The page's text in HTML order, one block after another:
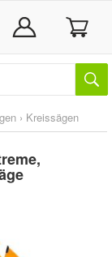
› Kreissägen